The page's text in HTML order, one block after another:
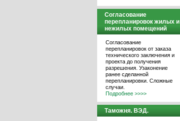
Согласование
перепланировок жилых и
нежилых помещений
Согласование
перепланировок от заказа
технического заключения и
проекта до получения
разрешения. Узаконение
ранее сделанной
перепланировки. Сложные
случаи.
Подробнее >>>>
Таможня. ВЭД.